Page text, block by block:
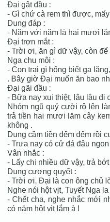
Đại gật đầu :
- Gì chứ cà rem thì được,
Dung đáp :
- Năm với năm là hai mươi
Đại trợn mắt :
- Trời ơi, ăn gì dữ vậy, còn
Nga chu môi :
- Con trai gì hổng biết ga
. Bây giờ Đại muốn ăn bao
Đại gãi đầu :
- Bữa nay xui thiệt, lâu lâu đi
Nhóm ngũ quỷ cười rộ lên
trả tiền hai mươi lăm cây
không .
Dung cầm tiền đếm đếm rồi
- Trưa nay có cử đá đậu
Vân nhắc :
- Lấy chi nhiều dữ vậy, trả
Dung cương quyết :
- Trời ơi, Đại là con ông chủ
Nghe nói hột vịt, Tuyết Nga
- Chết cha, nghe nhắc mới
có năm hột vịt lắm à !